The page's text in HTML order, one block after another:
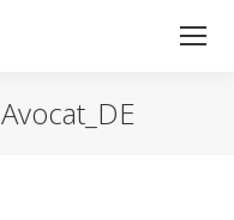
Avocat_DE